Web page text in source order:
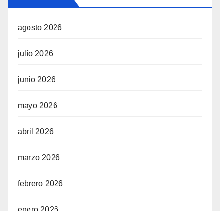
agosto 2026
julio 2026
junio 2026
mayo 2026
abril 2026
marzo 2026
febrero 2026
enero 2026